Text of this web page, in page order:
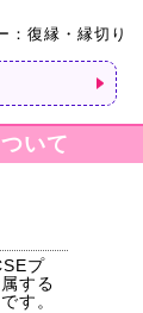
：復縁・縁切り
いて
プ
する
す。